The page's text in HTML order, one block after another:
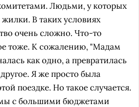
Людьми, у которых
жилки. В таких условиях
очень сложно. Что-то
тоже. К сожалению, "Мадам
как одно, а превратилась
Я же просто была
поездке. Но такое случается.
с большими бюджетами